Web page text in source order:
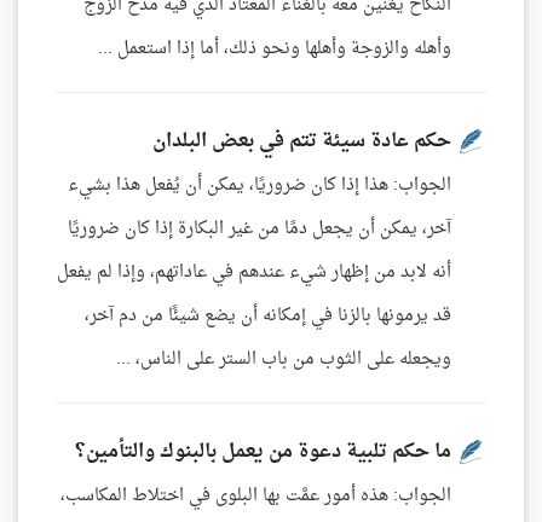
وأهله والزوجة وأهلها ونحو ذلك، أما إذا استعمل ...
حكم عادة سيئة تتم في بعض البلدان
الجواب: هذا إذا كان ضروريًا، يمكن أن يُفعل هذا بشيء
آخر، يمكن أن يجعل دمًا من غير البكارة إذا كان ضروريًا
أنه لابد من إظهار شيء عندهم في عاداتهم، وإذا لم يفعل
قد يرمونها بالزنا في إمكانه أن يضع شيئًا من دم آخر،
ويجعله على الثوب من باب الستر على الناس، ...
ما حكم تلبية دعوة من يعمل بالبنوك والتأمين؟
الجواب: هذه أمور عمَّت بها البلوى في اختلاط المكاسب،